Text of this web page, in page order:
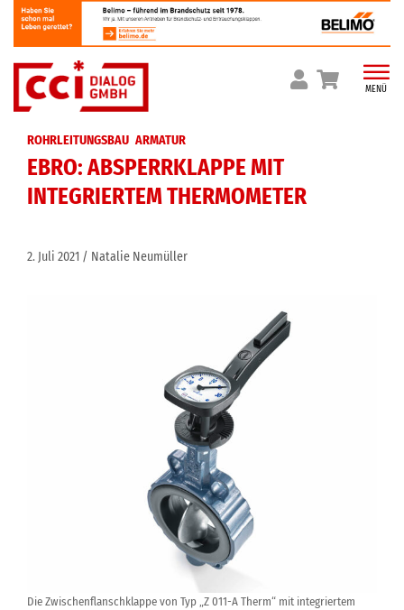
Skip
to
content
MENÜ
ROHRLEITUNGSBAU ARMATUR
EBRO: ABSPERRKLAPPE MIT
INTEGRIERTEM THERMOMETER
2. Juli 2021 Natalie Neumüller
Die Zwischenflanschklappe von Typ „Z 011-A Therm“ mit integriertem